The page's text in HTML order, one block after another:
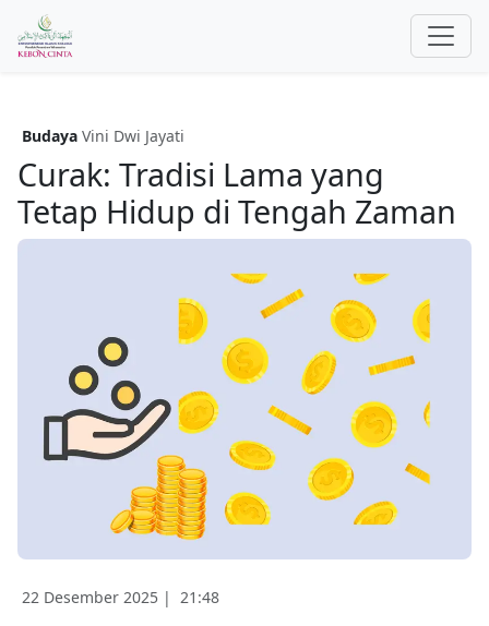
Budaya Vini Dwi Jayati
Curak: Tradisi Lama yang
Tetap Hidup di Tengah Zaman
22 Desember 2025 | 21:48